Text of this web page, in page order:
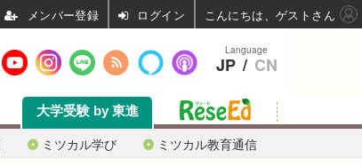
ミツカル学び ミツカル教育通信
大学受験 by 東進
Language
JP / CN
ログイン こんにちは、ゲストさん